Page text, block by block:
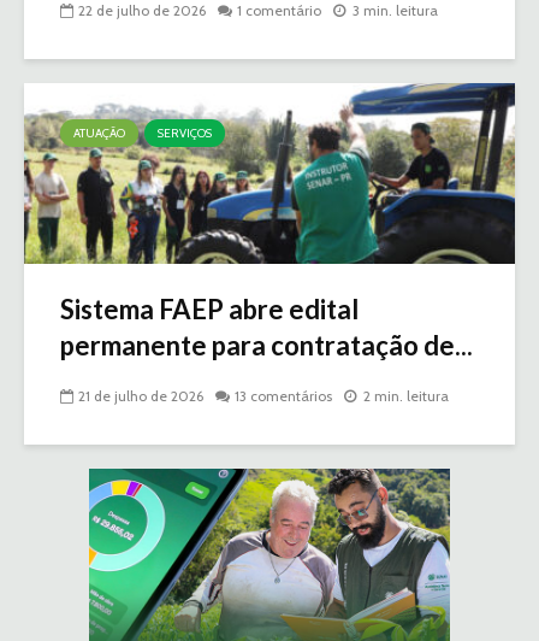
22 de julho de 2026 1 comentário 3 min. leitura
ATUAÇÃO SERVIÇOS
Sistema FAEP abre edital
permanente para contratação de...
21 de julho de 2026 13 comentários 2 min. leitura